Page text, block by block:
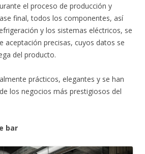
el proceso de producción y
final, todos los componentes, así
y los sistemas eléctricos, se
aceptación precisas, cuyos datos se
del producto.
prácticos, elegantes y se han
los negocios más prestigiosos del
bar